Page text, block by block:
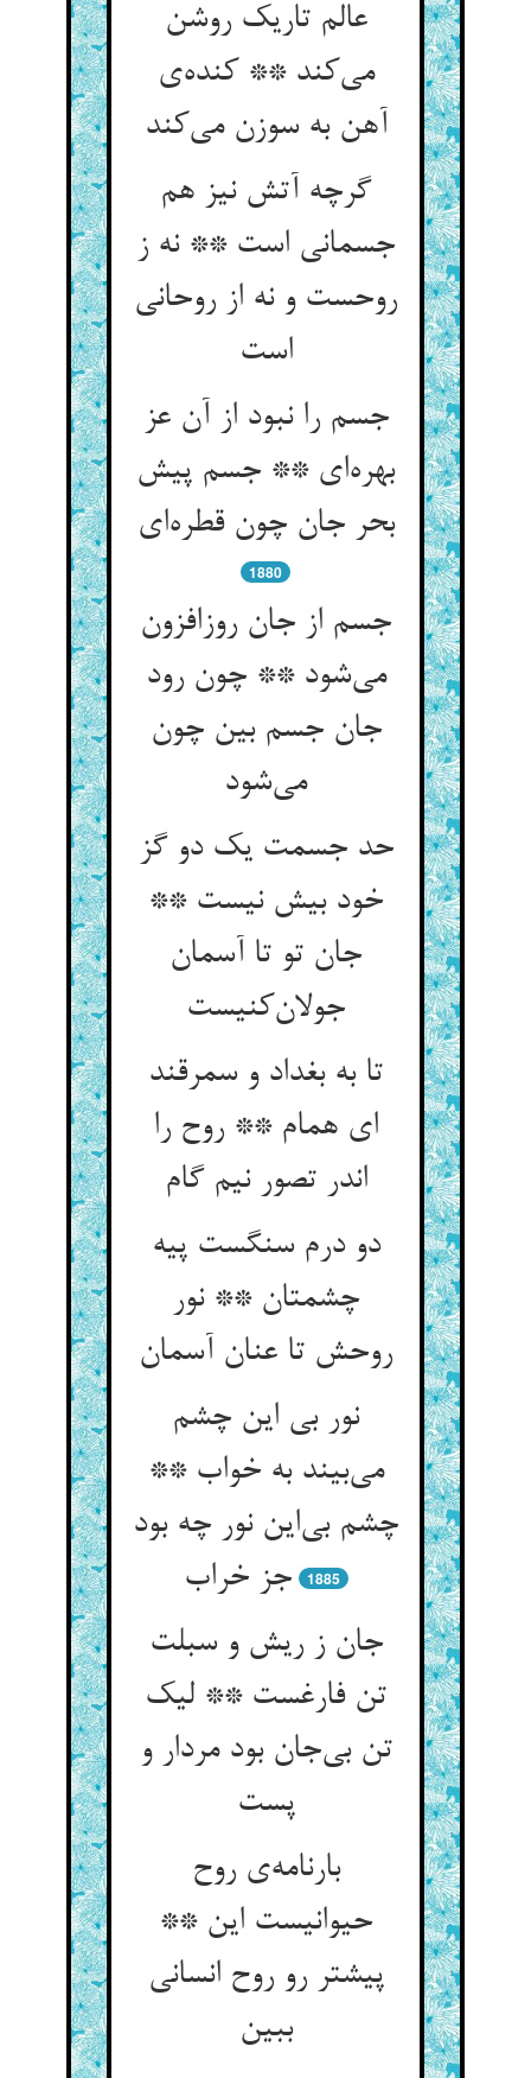
عالم تاریک روشن
می‌کند ** کنده‌ی
آهن به سوزن می‌کند
گرچه آتش نیز هم
جسمانی است ** نه ز
روحست و نه از روحانی
است
جسم را نبود از آن عز
بهره‌ای ** جسم پیش
بحر جان چون قطره‌ای
1880
جسم از جان روزافزون
می‌شود ** چون رود
جان جسم بین چون
می‌شود
حد جسمت یک دو گز
خود بیش نیست **
جان تو تا آسمان
جولان‌کنیست
تا به بغداد و سمرقند
ای همام ** روح را
اندر تصور نیم گام
دو درم سنگست پیه
چشمتان ** نور
روحش تا عنان آسمان
نور بی این چشم
می‌بیند به خواب **
چشم بی‌این نور چه بود
جز خراب
1885
جان ز ریش و سبلت
تن فارغست ** لیک
تن بی‌جان بود مردار و
پست
بارنامه‌ی روح
حیوانیست این **
پیشتر رو روح انسانی
ببین